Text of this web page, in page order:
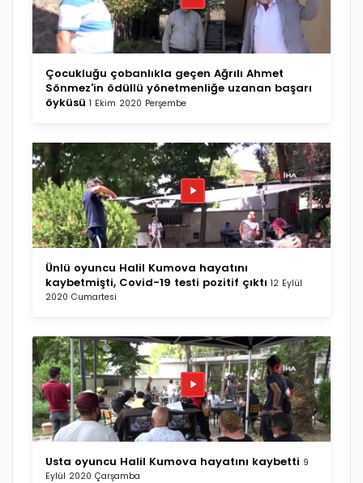
Çocukluğu çobanlıkla geçen Ağrılı Ahmet
Sönmez'in ödüllü yönetmenliğe uzanan başarı
öyküsü 1 Ekim 2020 Perşembe
Ünlü oyuncu Halil Kumova hayatını
kaybetmişti, Covid-19 testi pozitif çıktı 12 Eylül
2020 Cumartesi
Usta oyuncu Halil Kumova hayatını kaybetti 9
Eylül 2020 Çarşamba